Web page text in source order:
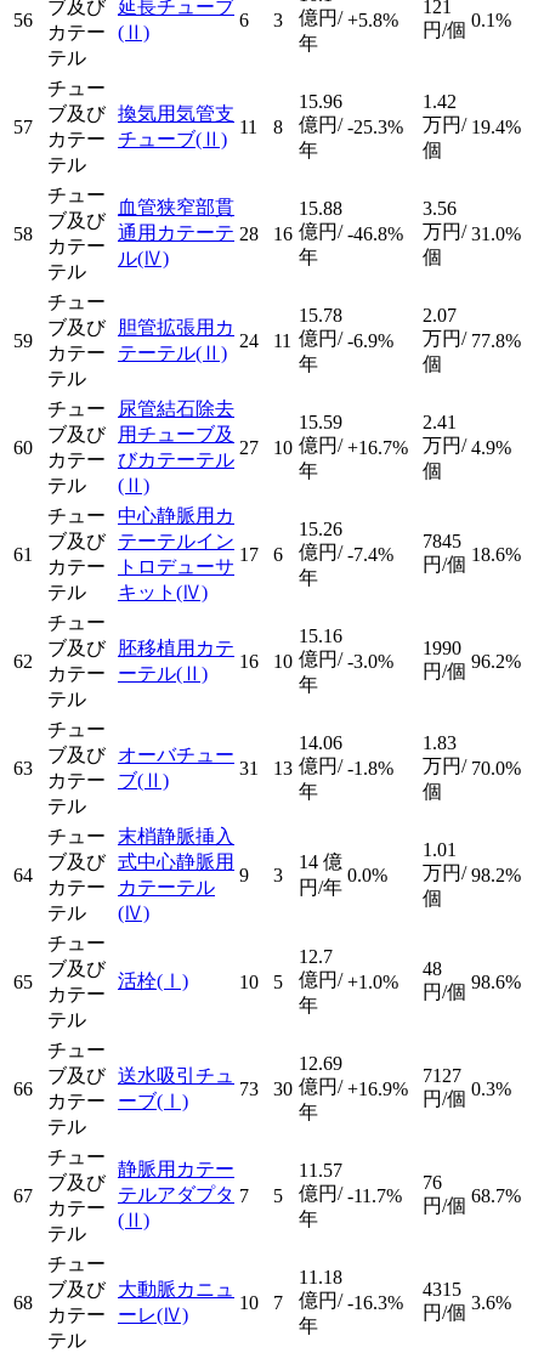
56
ブ及び
カテー
テル
延長チューブ
(Ⅱ)
6 3
億円/
年
+5.8%
121
円/個 0.1%
57
チュー
ブ及び
カテー
テル
換気用気管支
チューブ(Ⅱ)
11 8
15.96
億円/
年
-25.3%
1.42
万円/
個
19.4%
58
チュー
ブ及び
カテー
テル
血管狭窄部貫
通用カテーテ
ル(Ⅳ)
28 16
15.88
億円/
年
-46.8%
3.56
万円/
個
31.0%
59
チュー
ブ及び
カテー
テル
胆管拡張用カ
テーテル(Ⅱ)
24 11
15.78
億円/
年
-6.9%
2.07
万円/
個
77.8%
60
チュー
ブ及び
カテー
テル
尿管結石除去
用チューブ及
びカテーテル
(Ⅱ)
27 10
15.59
億円/
年
+16.7%
2.41
万円/
個
4.9%
61
チュー
ブ及び
カテー
テル
中心静脈用カ
テーテルイン
トロデューサ
キット (Ⅳ)
17 6
15.26
億円/
年
-7.4%
7845
円/個 18.6%
62
チュー
ブ及び
カテー
テル
胚移植用カテ
ーテル(Ⅱ)
16 10
15.16
億円/
年
-3.0%
1990
円/個 96.2%
63
チュー
ブ及び
カテー
テル
オーバチュー
ブ(Ⅱ)
31 13
14.06
億円/
年
-1.8%
1.83
万円/
個
70.0%
64
チュー
ブ及び
カテー
テル
末梢静脈挿入
式中心静脈用
カテーテル
(Ⅳ)
9 3
14 億
円/年
0.0%
1.01
万円/
個
98.2%
65
チュー
ブ及び
カテー
テル
活栓(Ⅰ) 10 5
12.7
億円/
年
+1.0%
48
円/個 98.6%
66
チュー
ブ及び
カテー
テル
送水吸引チュ
ーブ(Ⅰ)
73 30
12.69
億円/
年
+16.9%
7127
円/個 0.3%
67
チュー
ブ及び
カテー
テル
静脈用カテー
テルアダプタ
(Ⅱ)
7 5
11.57
億円/
年
-11.7%
76
円/個 68.7%
68
チュー
ブ及び
カテー
テル
大動脈カニュ
ーレ(Ⅳ)
10 7
11.18
億円/
年
-16.3%
4315
円/個 3.6%